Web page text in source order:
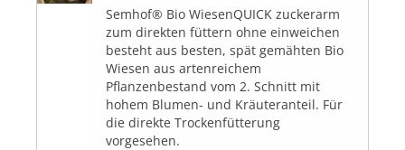
Semhof® Bio WiesenQUICK zuckerarm
zum direkten füttern ohne einweichen
besteht aus besten, spät gemähten Bio
Wiesen aus artenreichem
Pflanzenbestand vom 2. Schnitt mit
hohem Blumen- und Kräuteranteil. Für
die direkte Trockenfütterung
vorgesehen.